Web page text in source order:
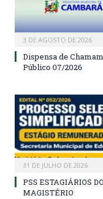
3 DE AGOSTO DE 2026
Dispensa de
Público 07/2026
31 DE JULHO DE 2026
PSS ESTAGIÁRIOS DO
MAGISTÉRIO